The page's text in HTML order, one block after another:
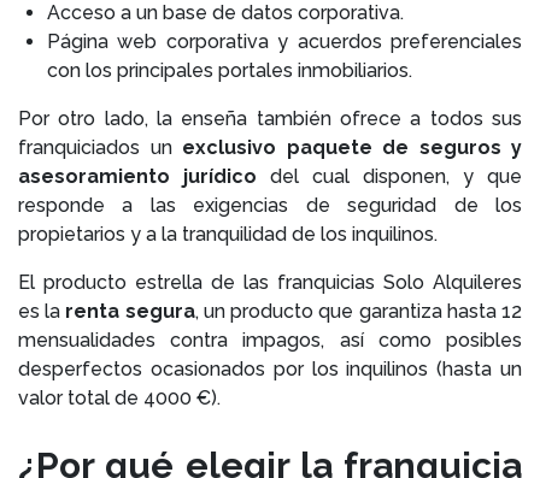
Acceso a un base de datos corporativa.
Página web corporativa y acuerdos preferenciales
con los principales portales inmobiliarios.
Por otro lado, la enseña también ofrece a todos sus
franquiciados un exclusivo paquete de seguros y
asesoramiento jurídico del cual disponen, y que
responde a las exigencias de seguridad de los
propietarios y a la tranquilidad de los inquilinos.
El producto estrella de las franquicias Solo Alquileres
es la renta segura, un producto que garantiza hasta 12
mensualidades contra impagos, así como posibles
desperfectos ocasionados por los inquilinos (hasta un
valor total de 4000 €).
¿Por qué elegir la franquicia